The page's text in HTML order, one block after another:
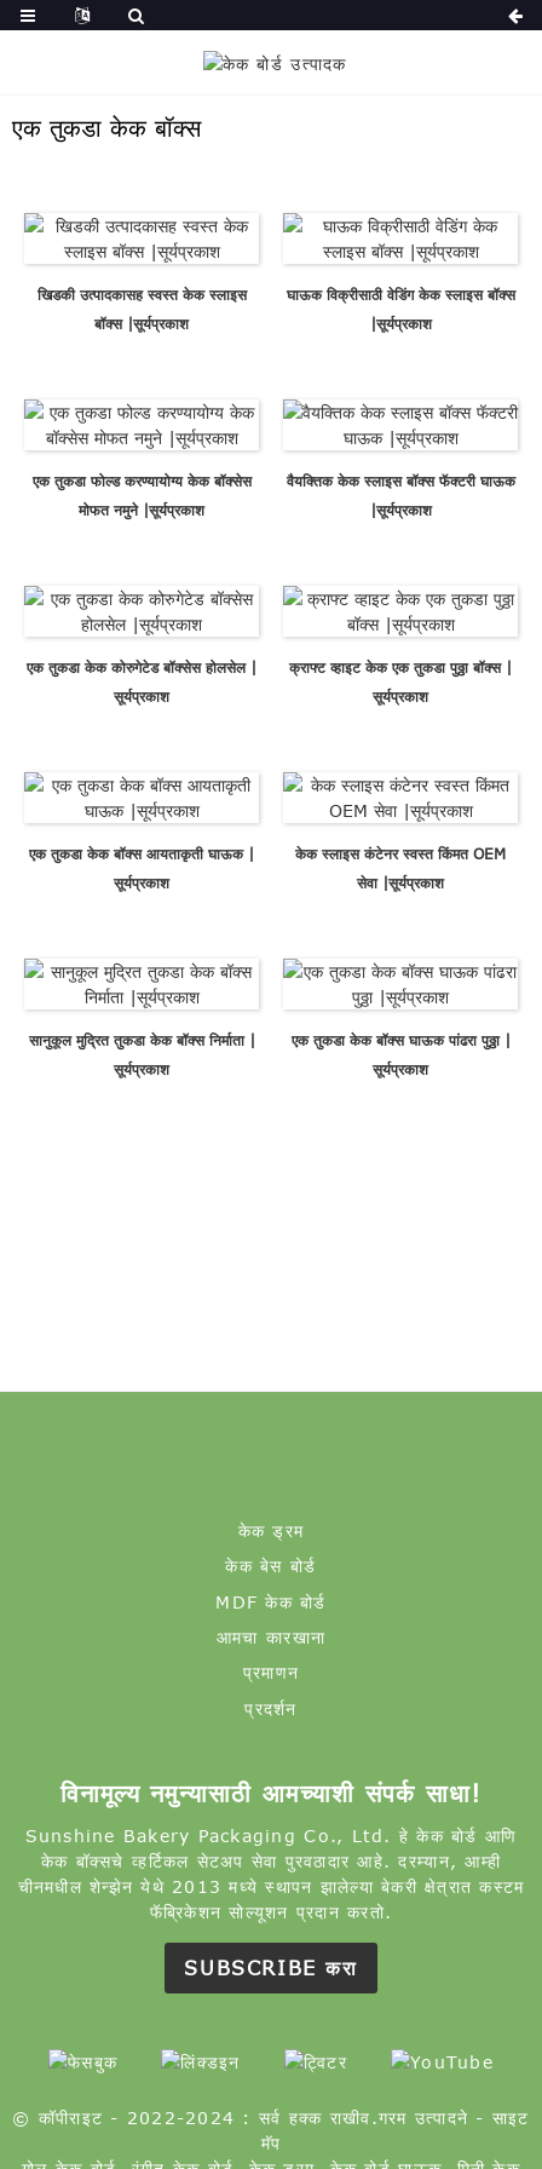
एक तुकडा केक बॉक्स
खिडकी उत्पादकासह स्वस्त केक स्लाइस
बॉक्स |सूर्यप्रकाश
घाऊक विक्रीसाठी वेडिंग केक स्लाइस बॉक्स
|सूर्यप्रकाश
एक तुकडा फोल्ड करण्यायोग्य केक बॉक्सेस
मोफत नमुने |सूर्यप्रकाश
वैयक्तिक केक स्लाइस बॉक्स फॅक्टरी घाऊक
|सूर्यप्रकाश
एक तुकडा केक कोरुगेटेड बॉक्सेस होलसेल |
सूर्यप्रकाश
क्राफ्ट व्हाइट केक एक तुकडा पुठ्ठा बॉक्स |
सूर्यप्रकाश
एक तुकडा केक बॉक्स आयताकृती घाऊक |
सूर्यप्रकाश
केक स्लाइस कंटेनर स्वस्त किंमत OEM
सेवा |सूर्यप्रकाश
सानुकूल मुद्रित तुकडा केक बॉक्स निर्माता |
सूर्यप्रकाश
एक तुकडा केक बॉक्स घाऊक पांढरा पुठ्ठा |
सूर्यप्रकाश
केक ड्रम
केक बेस बोर्ड
MDF केक बोर्ड
आमचा कारखाना
प्रमाणन
प्रदर्शन
विनामूल्य नमुन्यासाठी आमच्याशी संपर्क साधा!
Sunshine Bakery Packaging Co., Ltd. हे केक बोर्ड आणि
केक बॉक्सचे व्हर्टिकल सेटअप सेवा पुरवठादार आहे. दरम्यान, आम्ही
चीनमधील शेन्झेन येथे 2013 मध्ये स्थापन झालेल्या बेकरी क्षेत्रात कस्टम
फॅब्रिकेशन सोल्यूशन प्रदान करतो.
SUBSCRIBE करा
© कॉपीराइट - 2022-2024 : सर्व हक्क राखीव.गरम उत्पादने - साइट
मॅप